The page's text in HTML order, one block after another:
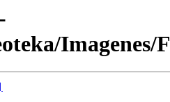
Imagenes/